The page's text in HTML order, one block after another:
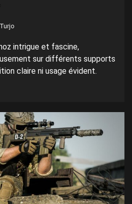
intrigue et fascine,
sur différents supports
claire ni usage évident.